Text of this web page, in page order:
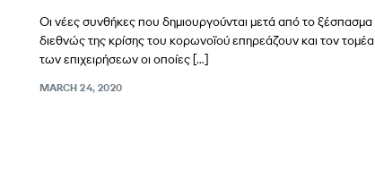
Οι νέες συνθήκες που δημιουργούνται μετά από το ξέσπασμα
διεθνώς της κρίσης του κορωνοϊού επηρεάζουν και τον τομέα
των επιχειρήσεων οι οποίες […]
MARCH 24, 2020